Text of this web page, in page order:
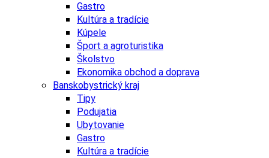
Gastro
Kultúra a tradície
Kúpele
Šport a agroturistika
Školstvo
Ekonomika obchod a doprava
Banskobystrický kraj
Tipy
Podujatia
Ubytovanie
Gastro
Kultúra a tradície